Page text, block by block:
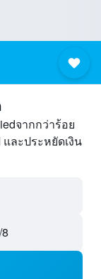
จากกว่าร้อย
และประหยัดเงิน